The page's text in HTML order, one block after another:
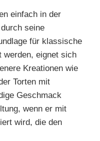
einfach in der
seine
für klassische
werden, eignet sich
Kreationen wie
Torten mit
Geschmack
wenn er mit
wird, die den